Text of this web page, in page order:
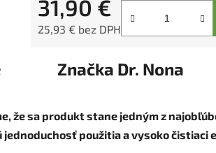
31,90 €
25,93 € bez DPH
Značka Dr. Nona
že sa produkt stane jedným z
použitia a vysoko čistiaci